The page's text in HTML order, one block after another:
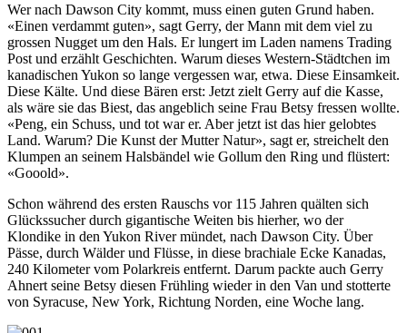
Wer nach Dawson City kommt, muss einen guten Grund haben.
«Einen verdammt guten», sagt Gerry, der Mann mit dem viel zu
grossen Nugget um den Hals. Er lungert im Laden namens Trading
Post und erzählt Geschichten. Warum dieses Western-Städtchen im
kanadischen Yukon so lange vergessen war, etwa. Diese Einsamkeit.
Diese Kälte. Und diese Bären erst: Jetzt zielt Gerry auf die Kasse,
als wäre sie das Biest, das angeblich seine Frau Betsy fressen wollte.
«Peng, ein Schuss, und tot war er. Aber jetzt ist das hier gelobtes
Land. Warum? Die Kunst der Mutter Natur», sagt er, streichelt den
Klumpen an seinem Halsbändel wie Gollum den Ring und flüstert:
«Gooold».
Schon während des ersten Rauschs vor 115 Jahren quälten sich
Glückssucher durch gigantische Weiten bis hierher, wo der
Klondike in den Yukon River mündet, nach Dawson City. Über
Pässe, durch Wälder und Flüsse, in diese brachiale Ecke Kanadas,
240 Kilometer vom Polarkreis entfernt. Darum packte auch Gerry
Ahnert seine Betsy diesen Frühling wieder in den Van und stotterte
von Syracuse, New York, Richtung Norden, eine Woche lang.